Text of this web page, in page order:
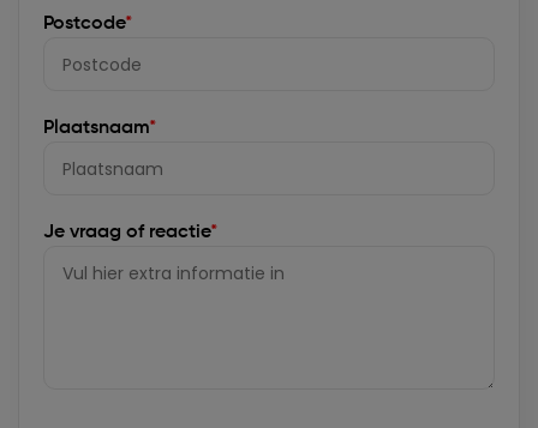
Postcode*
Plaatsnaam*
Je vraag of reactie*